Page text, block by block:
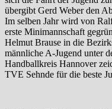
übergibt Gerd Weber den
Im selben Jahr wird von
erste Minimannschaft
Helmut Brause in die
männliche A-Jugend unter
Handballkreis Hannover
TVE Sehnde für die beste